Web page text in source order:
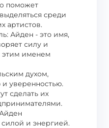
поможет
среди
артистов.
Айден - это имя,
силу и
именем
духом,
и уверенностью.
сделать их
и энергией.